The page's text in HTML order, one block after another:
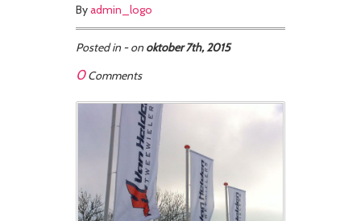
Byadmin_logo
Posted in - on oktober 7th, 2015
0Comments